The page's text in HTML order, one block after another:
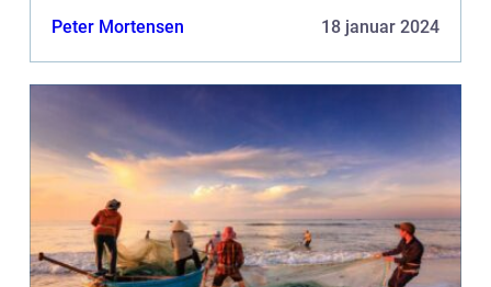
Peter Mortensen 18 januar 2024